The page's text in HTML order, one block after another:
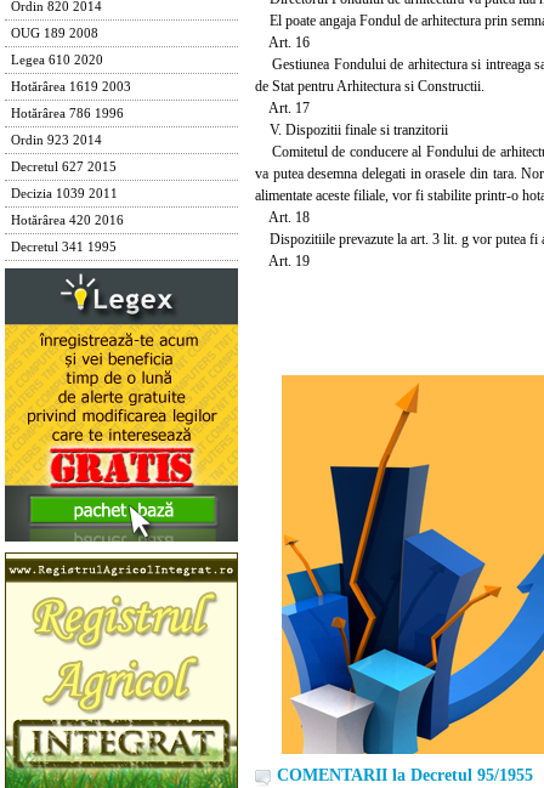
Ordin 820 2014
OUG 189 2008
Legea 610 2020
Hotărârea 1619 2003
Hotărârea 786 1996
Ordin 923 2014
Decretul 627 2015
Decizia 1039 2011
Hotărârea 420 2016
Decretul 341 1995
El poate angaja Fondul de arhitectura prin
Art. 16
Gestiunea Fondului de arhitectura si intreaga
de Stat pentru Arhitectura si Constructii.
Art. 17
V. Dispozitii finale si tranzitorii
Comitetul de conducere al Fondului de
va putea desemna delegati in orasele din tara.
alimentate aceste filiale, vor fi stabilite printr-o
Art. 18
Dispozitiile prevazute la art. 3 lit. g vor putea fi
Art. 19
COMENTARII la Decretul 95/1955